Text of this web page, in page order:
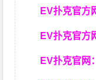
EV扑克官方
EV扑克官方
EV扑克官网